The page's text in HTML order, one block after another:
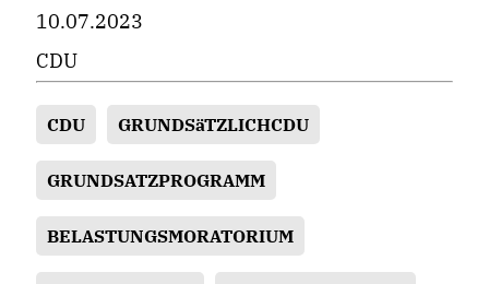
10.07.2023
CDU
CDU GRUNDSäTZLICHCDU
GRUNDSATZPROGRAMM
BELASTUNGSMORATORIUM